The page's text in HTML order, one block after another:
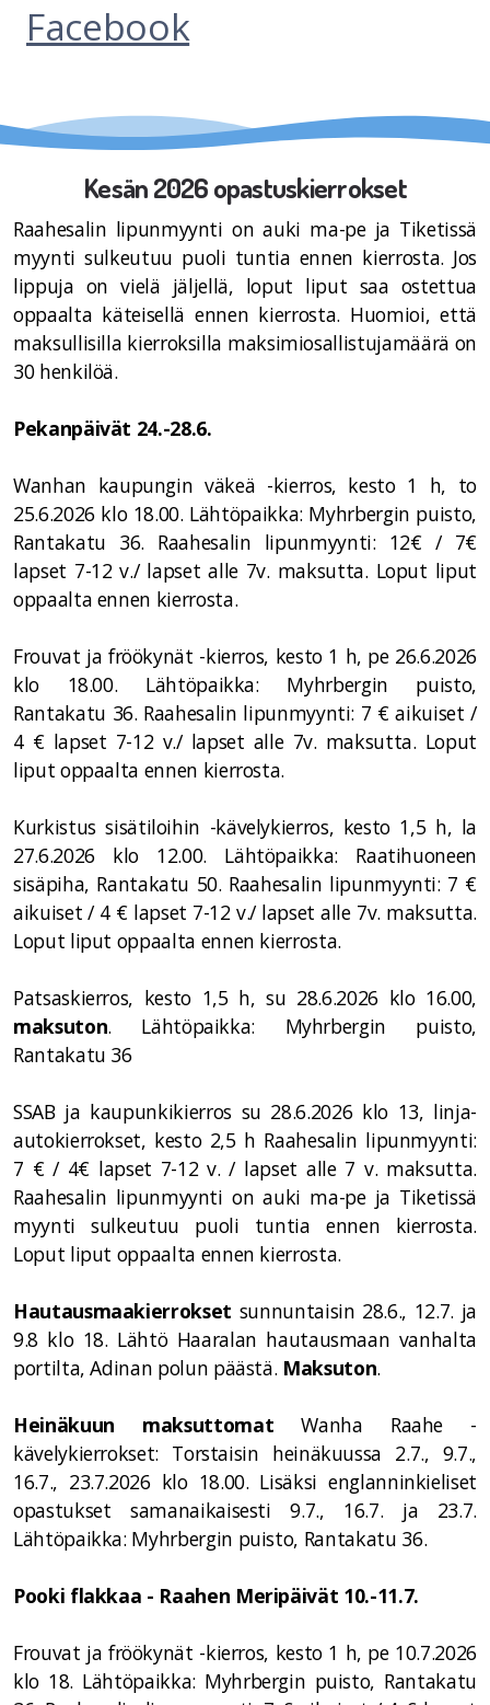
Facebook
Kesän 2026 opastuskierrokset
Raahesalin lipunmyynti on auki ma-pe ja Tiketissä
myynti sulkeutuu puoli tuntia ennen kierrosta. Jos
lippuja on vielä jäljellä, loput liput saa ostettua
oppaalta käteisellä ennen kierrosta. Huomioi, että
maksullisilla kierroksilla maksimiosallistujamäärä on
30 henkilöä.
Pekanpäivät 24.-28.6.
Wanhan kaupungin väkeä -kierros, kesto 1 h, to
25.6.2026 klo 18.00. Lähtöpaikka: Myhrbergin puisto,
Rantakatu 36. Raahesalin lipunmyynti: 12€ / 7€
lapset 7-12 v./ lapset alle 7v. maksutta. Loput liput
oppaalta ennen kierrosta.
Frouvat ja fröökynät -kierros, kesto 1 h, pe 26.6.2026
klo 18.00. Lähtöpaikka: Myhrbergin puisto,
Rantakatu 36. Raahesalin lipunmyynti: 7 € aikuiset /
4 € lapset 7-12 v./ lapset alle 7v. maksutta. Loput
liput oppaalta ennen kierrosta.
Kurkistus sisätiloihin -kävelykierros, kesto 1,5 h, la
27.6.2026 klo 12.00. Lähtöpaikka: Raatihuoneen
sisäpiha, Rantakatu 50. Raahesalin lipunmyynti: 7 €
aikuiset / 4 € lapset 7-12 v./ lapset alle 7v. maksutta.
Loput liput oppaalta ennen kierrosta.
Patsaskierros, kesto 1,5 h, su 28.6.2026 klo 16.00,
maksuton. Lähtöpaikka: Myhrbergin puisto,
Rantakatu 36
SSAB ja kaupunkikierros su 28.6.2026 klo 13, linja-
autokierrokset, kesto 2,5 h Raahesalin lipunmyynti:
7 € / 4€ lapset 7-12 v. / lapset alle 7 v. maksutta.
Raahesalin lipunmyynti on auki ma-pe ja Tiketissä
myynti sulkeutuu puoli tuntia ennen kierrosta.
Loput liput oppaalta ennen kierrosta.
Hautausmaakierrokset sunnuntaisin 28.6., 12.7. ja
9.8 klo 18. Lähtö Haaralan hautausmaan vanhalta
portilta, Adinan polun päästä. Maksuton.
Heinäkuun maksuttomatWanha Raahe -
kävelykierrokset: Torstaisin heinäkuussa 2.7., 9.7.,
16.7., 23.7.2026 klo 18.00. Lisäksi englanninkieliset
opastukset samanaikaisesti 9.7., 16.7. ja 23.7.
Lähtöpaikka: Myhrbergin puisto, Rantakatu 36.
Pooki flakkaa - Raahen Meripäivät 10.-11.7.
Frouvat ja fröökynät -kierros, kesto 1 h, pe 10.7.2026
klo 18. Lähtöpaikka: Myhrbergin puisto, Rantakatu